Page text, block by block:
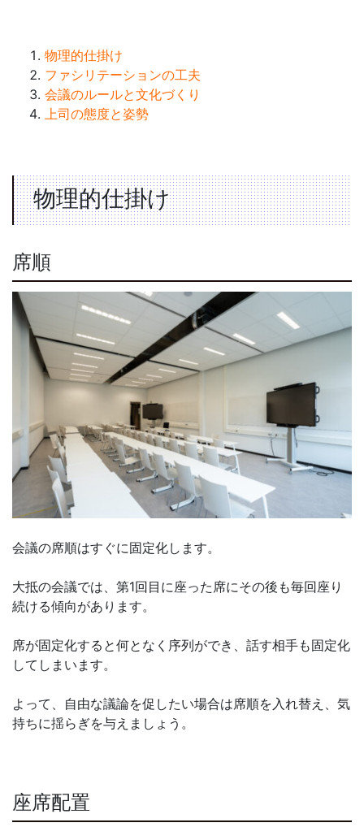
物理的仕掛け
ファシリテーションの工夫
会議のルールと文化づくり
上司の態度と姿勢
物理的仕掛け
席順
会議の席順はすぐに固定化します。
大抵の会議では、第1回目に座った席にその後も毎回座り
続ける傾向があります。
席が固定化すると何となく序列ができ、話す相手も固定化
してしまいます。
よって、自由な議論を促したい場合は席順を入れ替え、気
持ちに揺らぎを与えましょう。
座席配置